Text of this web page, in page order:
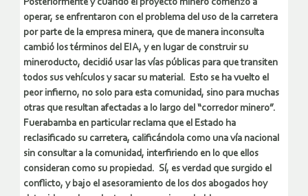
Posteriormente y cuando el proyecto minero comenzó a
operar, se enfrentaron con el problema del uso de la carretera
por parte de la empresa minera, que de manera inconsulta
cambió los términos del EIA, y en lugar de construir su
mineroducto, decidió usar las vías públicas para que transiten
todos sus vehículos y sacar su material. Esto se ha vuelto el
peor infierno, no solo para esta comunidad, sino para muchas
otras que resultan afectadas a lo largo del “corredor minero”.
Fuerabamba en particular reclama que el Estado ha
reclasificado su carretera, calificándola como una vía nacional
sin consultar a la comunidad, interfiriendo en lo que ellos
consideran como su propiedad. Sí, es verdad que surgido el
conflicto, y bajo el asesoramiento de los dos abogados hoy